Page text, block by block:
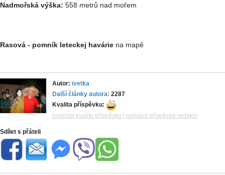
Nadmořská výška: 558 metrů nad mořem
Rasová - pomník leteckej havárie na mapě
Autor: ivetka
Další články autora: 2287
Kvalita příspěvku:
hodnotit kvalitu příspěvku
nahlásit příspěvek redakci
Sdílet s přáteli